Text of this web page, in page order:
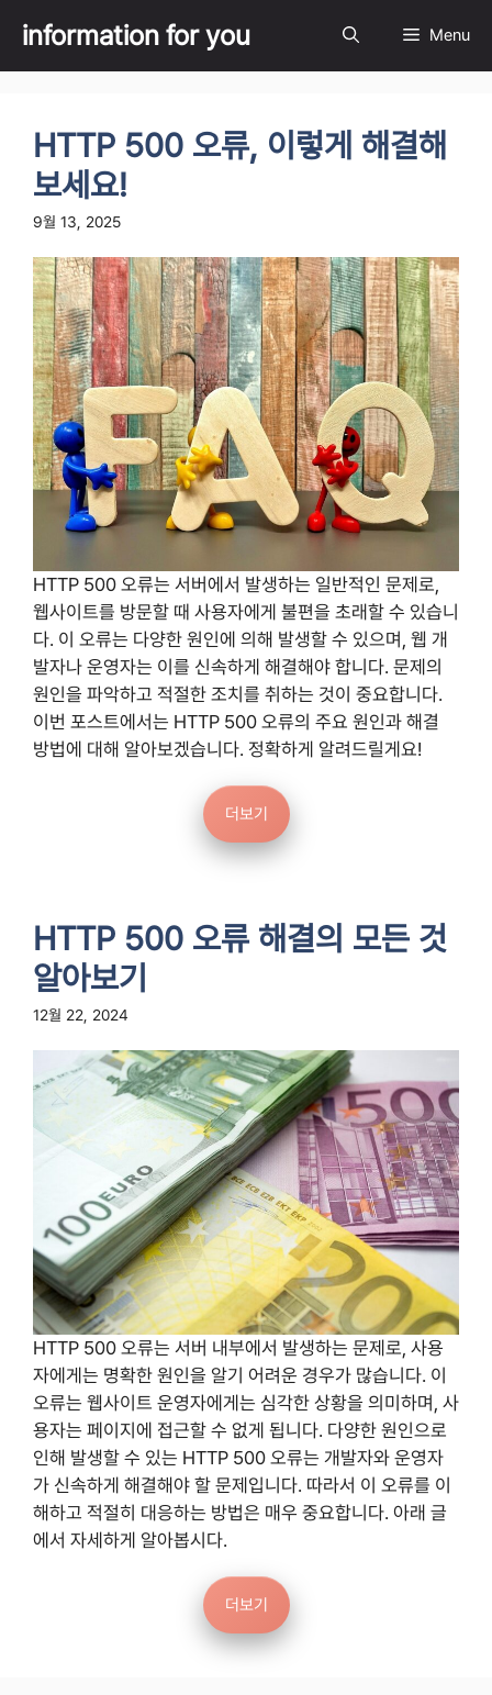
content
information for you Menu
HTTP 500 오류, 이렇게 해결해
보세요!
9월 13, 2025
HTTP 500 오류는 서버에서 발생하는 일반적인 문제로,
웹사이트를 방문할 때 사용자에게 불편을 초래할 수 있습니
다. 이 오류는 다양한 원인에 의해 발생할 수 있으며, 웹 개
발자나 운영자는 이를 신속하게 해결해야 합니다. 문제의
원인을 파악하고 적절한 조치를 취하는 것이 중요합니다.
이번 포스트에서는 HTTP 500 오류의 주요 원인과 해결
방법에 대해 알아보겠습니다. 정확하게 알려드릴게요!
더보기
HTTP 500 오류 해결의 모든 것
알아보기
12월 22, 2024
HTTP 500 오류는 서버 내부에서 발생하는 문제로, 사용
자에게는 명확한 원인을 알기 어려운 경우가 많습니다. 이
오류는 웹사이트 운영자에게는 심각한 상황을 의미하며, 사
용자는 페이지에 접근할 수 없게 됩니다. 다양한 원인으로
인해 발생할 수 있는 HTTP 500 오류는 개발자와 운영자
가 신속하게 해결해야 할 문제입니다. 따라서 이 오류를 이
해하고 적절히 대응하는 방법은 매우 중요합니다. 아래 글
에서 자세하게 알아봅시다.
더보기